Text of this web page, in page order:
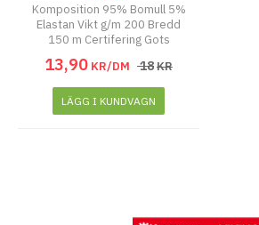
Komposition 95% Bomull 5%
Elastan Vikt g/m 200 Bredd
150 m Certifering Gots
13,90 KR/DM 18KR
LÄGG I KUNDVAGN